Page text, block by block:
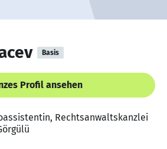
Basis
Profil ansehen
Rechtsanwaltskanzlei